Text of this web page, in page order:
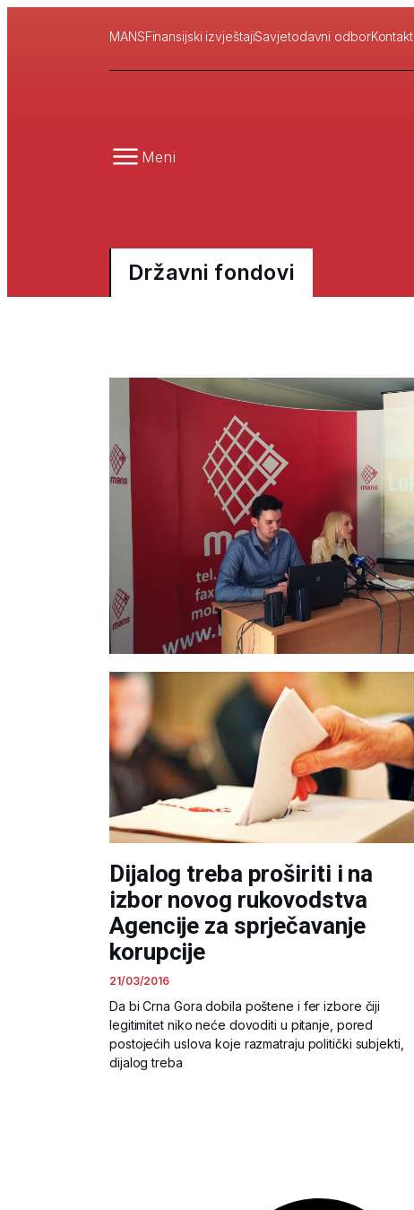
MANSFinansijski izvještajiSavjetodavni odborKontakt
Meni
Državni fondovi
Dijalog treba proširiti i na
izbor novog rukovodstva
Agencije za sprječavanje
korupcije
21/03/2016
Da bi Crna Gora dobila poštene i fer izbore čiji
legitimitet niko neće dovoditi u pitanje, pored
postojećih uslova koje razmatraju politički subjekti,
dijalog treba